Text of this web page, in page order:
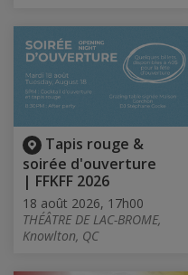
Tapis rouge &
soirée d'ouverture
| FFKFF 2026
18 août 2026, 17h00
THÉÂTRE DE LAC-BROME,
Knowlton, QC